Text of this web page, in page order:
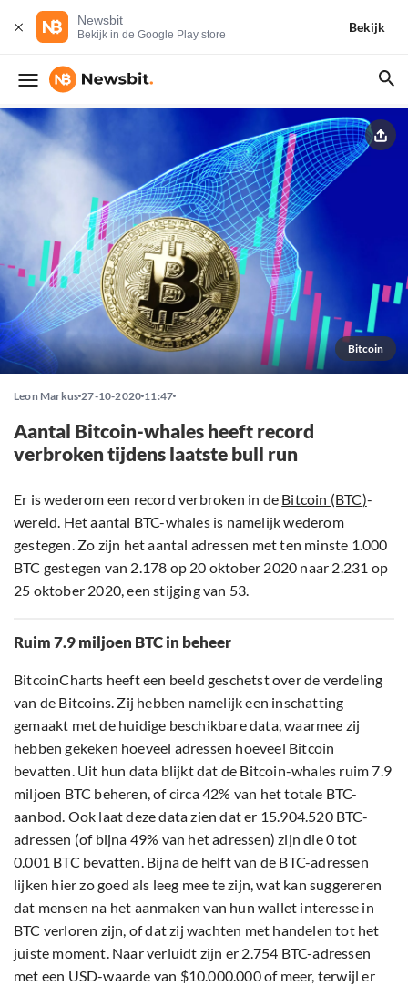
Newsbit
Bekijk in de Google Play store
Bekijk
Bitcoin
Leon Markus 27-10-2020 11:47
Aantal Bitcoin-whales heeft record
verbroken tijdens laatste bull run
Er is wederom een record verbroken in de Bitcoin (BTC)-
wereld. Het aantal BTC-whales is namelijk wederom
gestegen. Zo zijn het aantal adressen met ten minste 1.000
BTC gestegen van 2.178 op 20 oktober 2020 naar 2.231 op
25 oktober 2020, een stijging van 53.
Ruim 7.9 miljoen BTC in beheer
BitcoinCharts heeft een beeld geschetst over de verdeling
van de Bitcoins. Zij hebben namelijk een inschatting
gemaakt met de huidige beschikbare data, waarmee zij
hebben gekeken hoeveel adressen hoeveel Bitcoin
bevatten. Uit hun data blijkt dat de Bitcoin-whales ruim 7.9
miljoen BTC beheren, of circa 42% van het totale BTC-
aanbod. Ook laat deze data zien dat er 15.904.520 BTC-
adressen (of bijna 49% van het adressen) zijn die 0 tot
0.001 BTC bevatten. Bijna de helft van de BTC-adressen
lijken hier zo goed als leeg mee te zijn, wat kan suggereren
dat mensen na het aanmaken van hun wallet interesse in
BTC verloren zijn, of dat zij wachten met handelen tot het
juiste moment. Naar verluidt zijn er 2.754 BTC-adressen
met een USD-waarde van $10.000.000 of meer, terwijl er